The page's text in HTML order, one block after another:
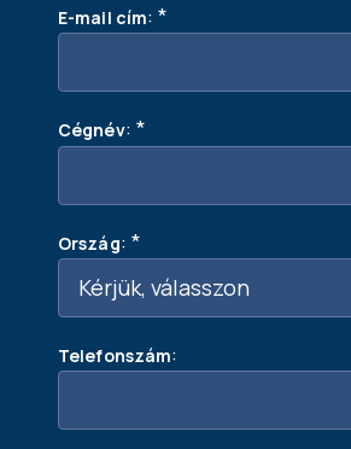
E-mail cím:*
Cégnév: *
Ország: *
Telefonszám: